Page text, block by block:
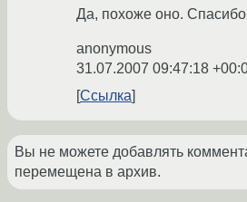
Да, похоже оно. Спасибо
anonymous
31.07.2007 09:47:18
Ссылка
Вы не можете добавлять
перемещена в архив.